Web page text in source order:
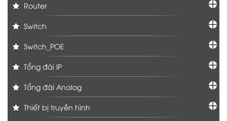
Router
Switch
Switch_POE
Tổng đài IP
Tổng đài Analog
Thiết bị truyền hình